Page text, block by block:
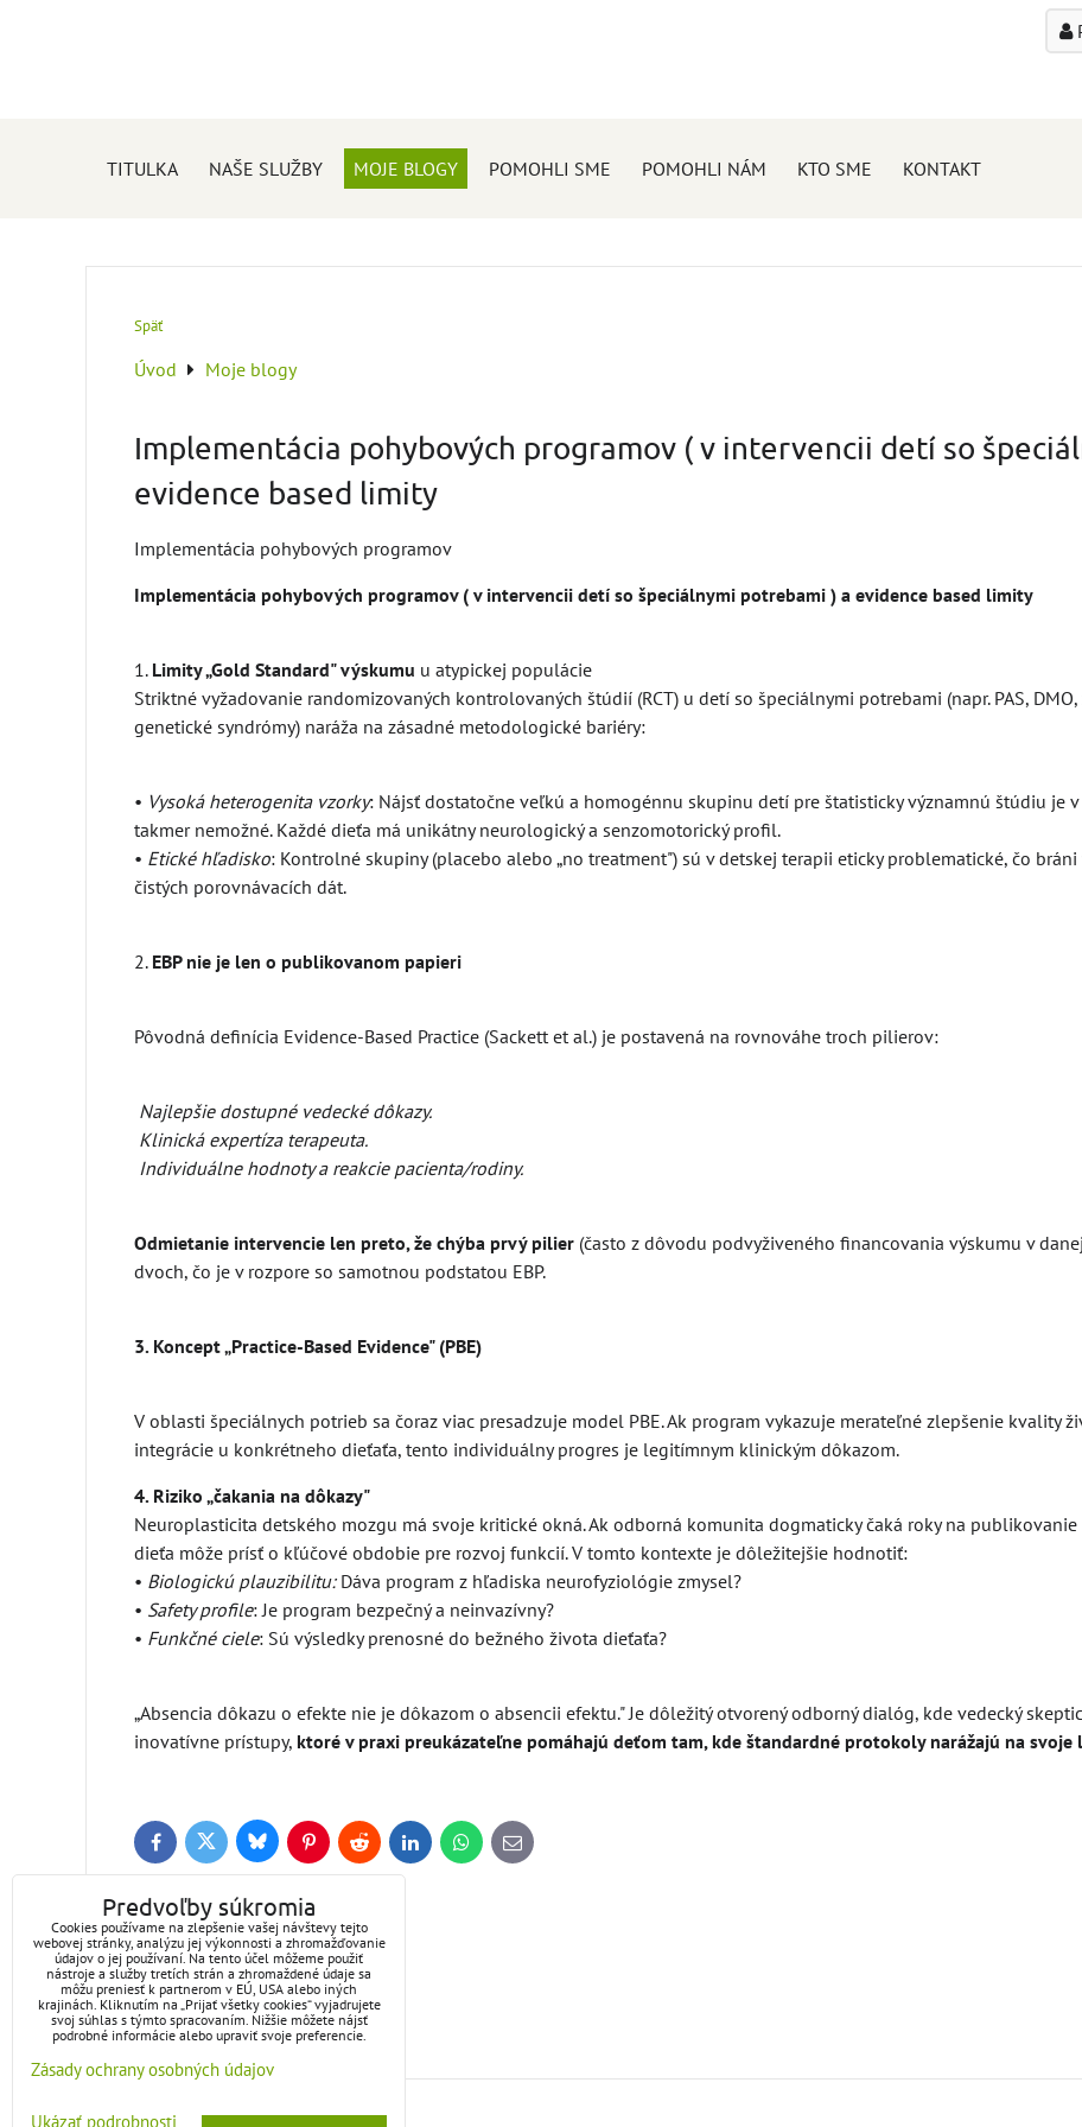
TITULKA NAŠE SLUŽBY MOJE BLOGY POMOHLI SME POMOHLI NÁM KTO SME KONTAKT
Späť
Úvod
Moje blogy
Implementácia pohybových programov ( v intervencii detí so
evidence based limity
Implementácia pohybových programov
Implementácia pohybových programov ( v intervencii detí so špeciálnymi potrebami ) a evidence based limity
1. Limity „Gold Standard" výskumu u atypickej populácie
Striktné vyžadovanie randomizovaných kontrolovaných štúdií (RCT) u detí so špeciálnymi potrebami (napr. PAS,
genetické syndrómy) naráža na zásadné metodologické bariéry:
• Vysoká heterogenita vzorky: Nájsť dostatočne veľkú a homogénnu skupinu detí pre štatisticky významnú štúdiu je
takmer nemožné. Každé dieťa má unikátny neurologický a senzomotorický profil.
• Etické hľadisko: Kontrolné skupiny (placebo alebo „no treatment") sú v detskej terapii eticky problematické, čo
čistých porovnávacích dát.
2. EBP nie je len o publikovanom papieri
Pôvodná definícia Evidence-Based Practice (Sackett et al.) je postavená na rovnováhe troch pilierov:
Najlepšie dostupné vedecké dôkazy.
Klinická expertíza terapeuta.
Individuálne hodnoty a reakcie pacienta/rodiny.
Odmietanie intervencie len preto, že chýba prvý pilier (často z dôvodu podvyživeného financovania výskumu v
dvoch, čo je v rozpore so samotnou podstatou EBP.
3. Koncept „Practice-Based Evidence" (PBE)
V oblasti špeciálnych potrieb sa čoraz viac presadzuje model PBE. Ak program vykazuje merateľné zlepšenie kvality
integrácie u konkrétneho dieťaťa, tento individuálny progres je legitímnym klinickým dôkazom.
4. Riziko „čakania na dôkazy"
Neuroplasticita detského mozgu má svoje kritické okná. Ak odborná komunita dogmaticky čaká roky na
dieťa môže prísť o kľúčové obdobie pre rozvoj funkcií. V tomto kontexte je dôležitejšie hodnotiť:
• Biologickú plauzibilitu:Dáva program z hľadiska neurofyziológie zmysel?
• Safety profile: Je program bezpečný a neinvazívny?
• Funkčné ciele: Sú výsledky prenosné do bežného života dieťaťa?
„Absencia dôkazu o efekte nie je dôkazom o absencii efektu." Je dôležitý otvorený odborný dialóg, kde vedecký
inovatívne prístupy, ktoré v praxi preukázateľne pomáhajú deťom tam, kde štandardné protokoly narážajú na svoje
FacebookTwitter BlueskyPinterestReddit LinkedInWhatsApp
E-
mail
Diskusia
(0 komentárov)
Predvoľby súkromia
Cookies používame na zlepšenie vašej návštevy tejto
webovej stránky, analýzu jej výkonnosti a zhromažďovanie
údajov o jej používaní. Na tento účel môžeme použiť
nástroje a služby tretích strán a zhromaždené údaje sa
môžu preniesť k partnerom v EÚ, USA alebo iných
krajinách. Kliknutím na „Prijať všetky cookies“ vyjadrujete
svoj súhlas s týmto spracovaním. Nižšie môžete nájsť
podrobné informácie alebo upraviť svoje preferencie.
Zásady ochrany osobných údajov
Ukázať podrobnosti